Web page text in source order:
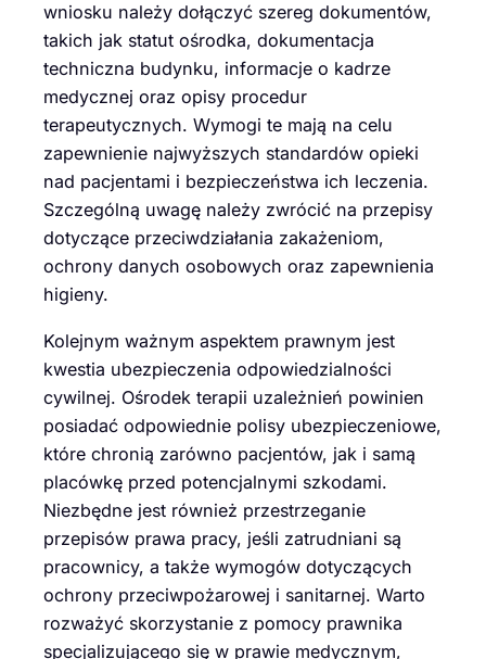
wniosku należy dołączyć szereg dokumentów,
takich jak statut ośrodka, dokumentacja
techniczna budynku, informacje o kadrze
medycznej oraz opisy procedur
terapeutycznych. Wymogi te mają na celu
zapewnienie najwyższych standardów opieki
nad pacjentami i bezpieczeństwa ich leczenia.
Szczególną uwagę należy zwrócić na przepisy
dotyczące przeciwdziałania zakażeniom,
ochrony danych osobowych oraz zapewnienia
higieny.
Kolejnym ważnym aspektem prawnym jest
kwestia ubezpieczenia odpowiedzialności
cywilnej. Ośrodek terapii uzależnień powinien
posiadać odpowiednie polisy ubezpieczeniowe,
które chronią zarówno pacjentów, jak i samą
placówkę przed potencjalnymi szkodami.
Niezbędne jest również przestrzeganie
przepisów prawa pracy, jeśli zatrudniani są
pracownicy, a także wymogów dotyczących
ochrony przeciwpożarowej i sanitarnej. Warto
rozważyć skorzystanie z pomocy prawnika
specjalizującego się w prawie medycznym,